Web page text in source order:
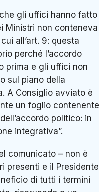
gli uffici hanno fatto
Ministri non conteneva
all’art. 9: questa
perché l’accordo
prima e gli uffici non
sul piano della
A Consiglio avviato è
un foglio contenente
politico: in
integrativa”.
comunicato – non è
presenti e il Presidente
di tutti i termini